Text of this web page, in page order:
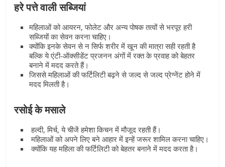
हरे पत्ते वाली सब्जियां
महिलाओं को आयरन, फोलेट और अन्य पोषक तत्वों से भरपूर हरी
सब्जियों का सेवन करना चाहिए।
क्योंकि इनके सेवन से न सिर्फ शरीर में खून की मात्रा सही रहती है
बल्कि ये एंटी-ऑक्सीडेंट प्रजनन अंगों में रक्त के प्रवाह को बेहतर
बनाने में मदद करते हैं।
जिससे महिलाओं की फर्टिलिटी बढ़ने से जल्द से जल्द प्रेग्नेंट होने में
मदद मिलती है।
रसोई के मसाले
हल्दी, मिर्च, ये चीजें हमेशा किचन में मौजूद रहती हैं।
महिलाओं को अपने लिए बने आहार में इन्हें जरूर शामिल करना चाहिए।
क्योंकि यह महिला की फर्टिलिटी को बेहतर बनाने में मदद करता है।